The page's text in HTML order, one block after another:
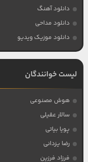
دانلود آهنگ
دانلود مداحی
دانلود موزیک ویدیو
لیست خوانندگان
هوش مصنوعی
سالار عقیلی
پویا بیاتی
رضا یزدانی
فرزاد فرزین